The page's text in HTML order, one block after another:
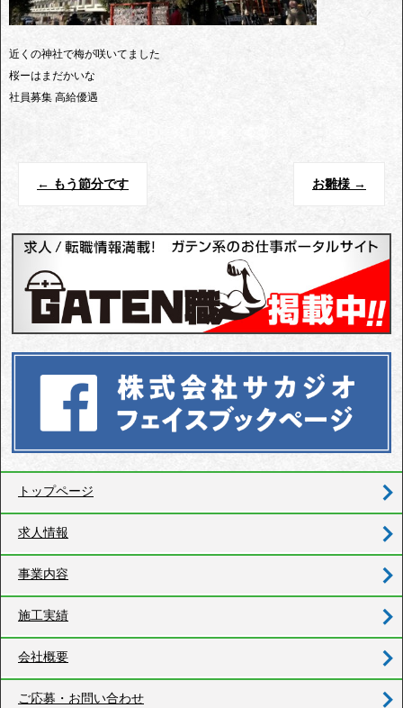
近くの神社で梅が咲いてました
桜ーはまだかいな
社員募集 高給優遇
← もう節分です お雛様 →
トップページ
求人情報
事業内容
施工実績
会社概要
ご応募・お問い合わせ